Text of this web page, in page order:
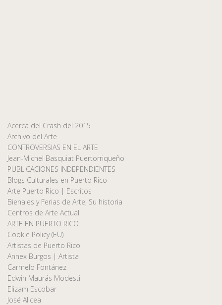
Acerca del Crash del 2015
Archivo del Arte
CONTROVERSIAS EN EL ARTE
Jean-Michel Basquiat Puertorriqueño
PUBLICACIONES INDEPENDIENTES
Blogs Culturales en Puerto Rico
Arte Puerto Rico | Escritos
Bienales y Ferias de Arte, Su historia
Centros de Arte Actual
ARTE EN PUERTO RICO
Cookie Policy (EU)
Artistas de Puerto Rico
Annex Burgos | Artista
Carmelo Fontánez
Edwin Maurás Modesti
Elizam Escobar
José Alicea